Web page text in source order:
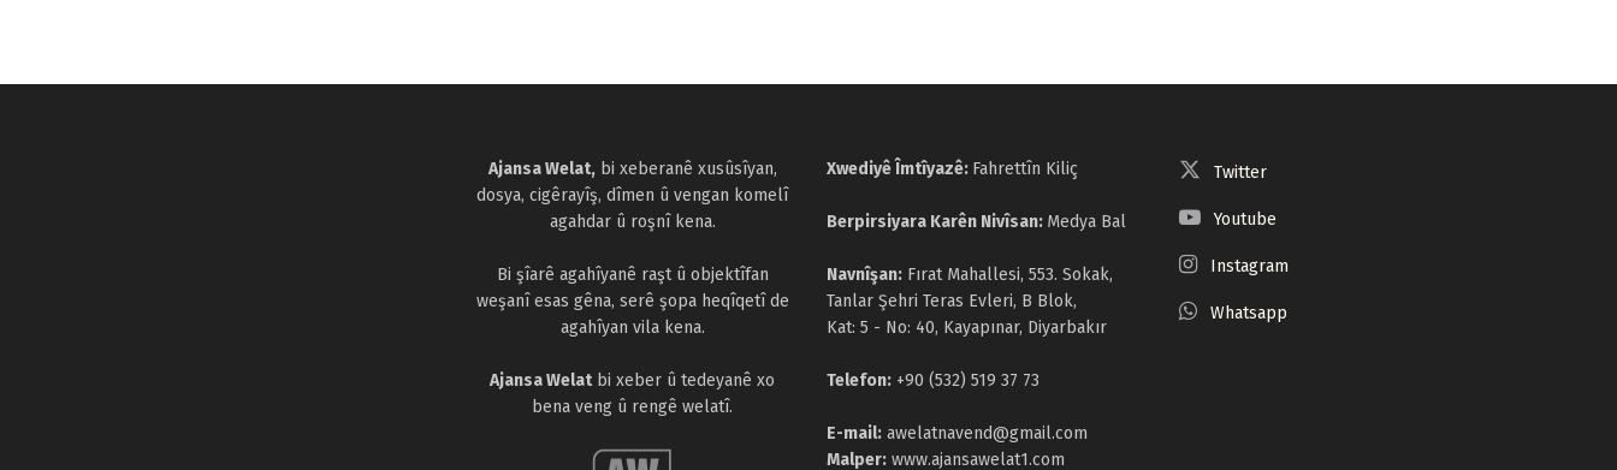
Ajansa Welat,bi xeberanê xusûsîyan,
dosya, cigêrayîş, dîmen û vengan komelî
agahdar û roşnî kena.
Bi şîarê agahîyanê raşt û objektîfan
weşanî esas gêna, serê şopa heqîqetî de
agahîyan vila kena.
Ajansa Welatbi xeber û tedeyanê xo
bena veng û rengê welatî.
Xwediyê Îmtîyazê: Fahrettîn Kiliç
Berpirsiyara Karên Nivîsan: Medya Bal
Navnîşan: Fırat Mahallesi, 553. Sokak,
Tanlar Şehri Teras Evleri, B Blok,
Kat: 5 - No: 40, Kayapınar, Diyarbakır
Telefon: +90 (532) 519 37 73
E-mail: awelatnavend@gmail.com
Malper: www.ajansawelat1.com
Twitter
Youtube
Instagram
Whatsapp